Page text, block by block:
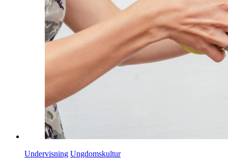
Undervisning Ungdomskultur